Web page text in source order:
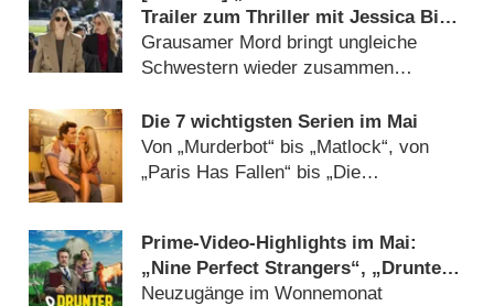
Trailer zum Thriller mit Jessica Biel
und Elizabeth Banks
Grausamer Mord bringt ungleiche
Schwestern wieder zusammen
Die 7 wichtigsten Serien im Mai
Von „Murderbot“ bis „Matlock“, von
„Paris Has Fallen“ bis „Die
Prime-Video-Highlights im Mai:
„Nine Perfect Strangers“, „Drunter
und Drüber“ und „The Rookie“
Neuzugänge im Wonnemonat